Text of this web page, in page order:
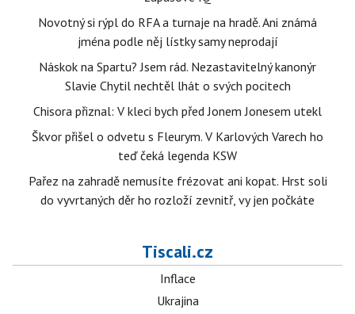
Novotný si rýpl do RFA a turnaje na hradě. Ani známá
jména podle něj lístky samy neprodají
Náskok na Spartu? Jsem rád. Nezastavitelný kanonýr
Slavie Chytil nechtěl lhát o svých pocitech
Chisora přiznal: V kleci bych před Jonem Jonesem utekl
Škvor přišel o odvetu s Fleurym. V Karlových Varech ho
teď čeká legenda KSW
Pařez na zahradě nemusíte frézovat ani kopat. Hrst soli
do vyvrtaných děr ho rozloží zevnitř, vy jen počkáte
Tiscali.cz
Inflace
Ukrajina